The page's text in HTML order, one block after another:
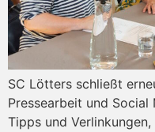
SC Lötters schließt
Pressearbeit und
Tipps und